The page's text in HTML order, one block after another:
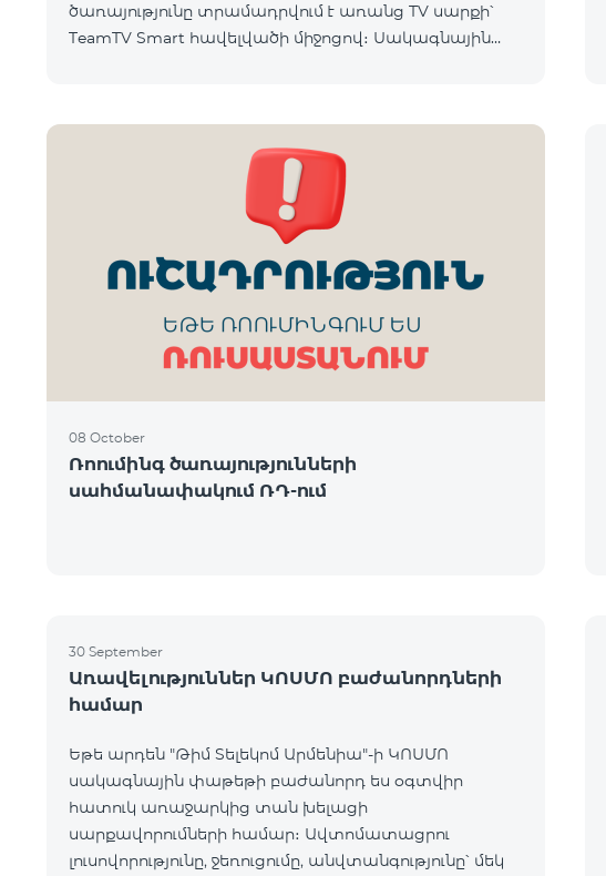
ծառայությունը տրամադրվում է առանց TV սարքի՝
TeamTV Smart հավելվածի միջոցով։ Սակագնային
08 October
Ռոումինգ ծառայությունների
սահմանափակում ՌԴ-ում
30 September
Առավելություններ ԿՈՍՄՈ բաժանորդների
համար
Եթե արդեն "Թիմ Տելեկոմ Արմենիա"-ի ԿՈՍՄՈ
սակագնային փաթեթի բաժանորդ ես օգտվիր
հատուկ առաջարկից տան խելացի
սարքավորումների համար։ Ավտոմատացրու
լուսովորությունը, ջեռուցումը, անվտանգությունը՝ մեկ